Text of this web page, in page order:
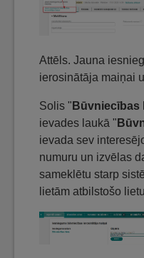
Attēls. Jauna
ierosinātāja maiņai
Solis " Būvniecības
ievades laukā "
ievada sev
numuru un izvēlas
sameklētu starp
lietām atbilstošo